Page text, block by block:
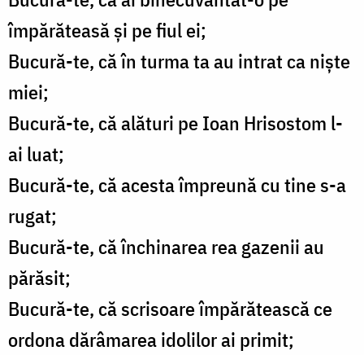
împărăteasă și pe fiul ei;
Bucură-te, că în turma ta au intrat ca niște
miei;
Bucură-te, că alături pe Ioan Hrisostom l-
ai luat;
Bucură-te, că acesta împreună cu tine s-a
rugat;
Bucură-te, că închinarea rea gazenii au
părăsit;
Bucură-te, că scrisoare împărătească ce
ordona dărâmarea idolilor ai primit;